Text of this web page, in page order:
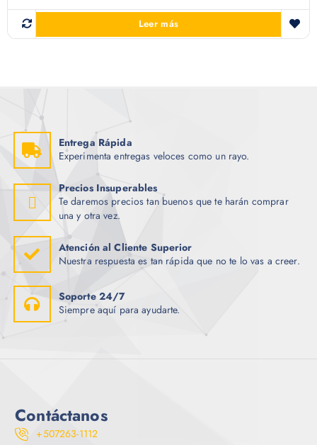
Leer más
Entrega Rápida
Experimenta entregas veloces como un rayo.
Precios Insuperables
Te daremos precios tan buenos que te harán comprar
una y otra vez.
Atención al Cliente Superior
Nuestra respuesta es tan rápida que no te lo vas a creer.
Soporte 24/7
Siempre aquí para ayudarte.
Contáctanos
+507263-1112